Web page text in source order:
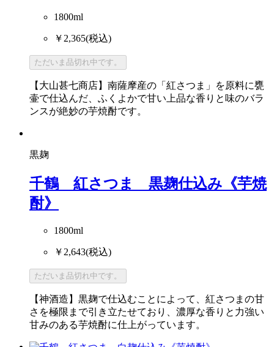
1800ml
￥2,365(税込)
ただいま品切れ中です。
【大山甚七商店】南薩摩産の「紅さつま」を原料に甕
壷で仕込んだ、ふくよかで甘い上品な香りと味のバラ
ンスが絶妙の芋焼酎です。
黒麹
千鶴 紅さつま 黒麹仕込み《芋焼
酎》
1800ml
￥2,643(税込)
ただいま品切れ中です。
【神酒造】黒麹で仕込むことによって、紅さつまの甘
さを極限まで引き立たせており、濃厚な香りと力強い
甘みのある芋焼酎に仕上がっています。